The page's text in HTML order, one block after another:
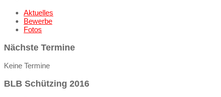
Aktuelles
Bewerbe
Fotos
Nächste Termine
Keine Termine
BLB Schützing 2016